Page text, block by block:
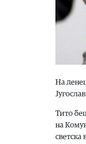
На
Тито
на
светска